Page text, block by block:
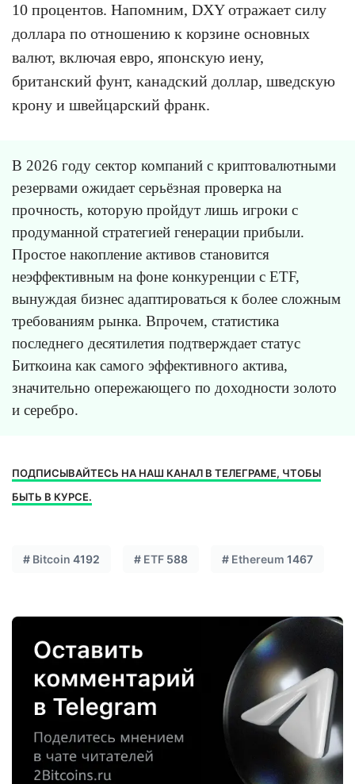
10 процентов. Напомним, DXY отражает силу
доллара по отношению к корзине основных
валют, включая евро, японскую иену,
британский фунт, канадский доллар, шведскую
крону и швейцарский франк.
В 2026 году сектор компаний с криптовалютными
резервами ожидает серьёзная проверка на
прочность, которую пройдут лишь игроки с
продуманной стратегией генерации прибыли.
Простое накопление активов становится
неэффективным на фоне конкуренции с ETF,
вынуждая бизнес адаптироваться к более сложным
требованиям рынка. Впрочем, статистика
последнего десятилетия подтверждает статус
Биткоина как самого эффективного актива,
значительно опережающего по доходности золото
и серебро.
ПОДПИСЫВАЙТЕСЬ НА НАШ КАНАЛ В ТЕЛЕГРАМЕ, ЧТОБЫ
БЫТЬ В КУРСЕ.
# Bitcoin 4192 # ETF 588 # Ethereum 1467